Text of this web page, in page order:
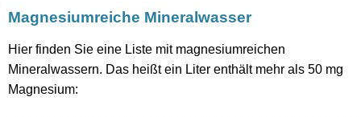
Magnesiumreiche Mineralwasser
Hier finden Sie eine Liste mit magnesiumreichen
Mineralwassern. Das heißt ein Liter enthält mehr als 50 mg
Magnesium: